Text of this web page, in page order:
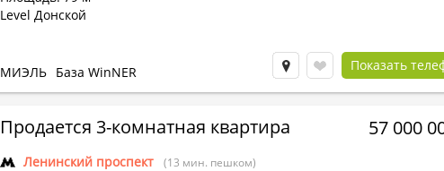
Level Донской
МИЭЛЬ База WinNER Показать
Продается 3-комнатная квартира
Ленинский проспект (13 мин. пешком)
57 000